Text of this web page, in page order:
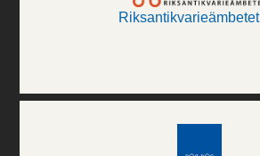
Riksantikvarieämbetet